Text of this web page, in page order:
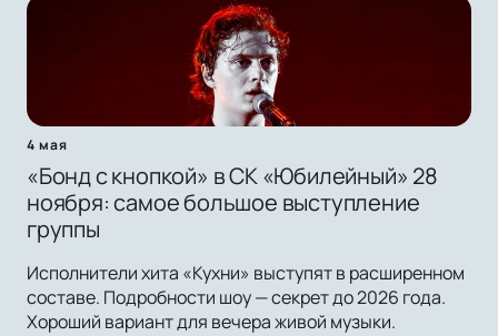
4 мая
«Бонд с кнопкой» в СК «Юбилейный» 28
ноября: самое большое выступление
группы
Исполнители хита «Кухни» выступят в расширенном
составе. Подробности шоу — секрет до 2026 года.
Хороший вариант для вечера живой музыки.